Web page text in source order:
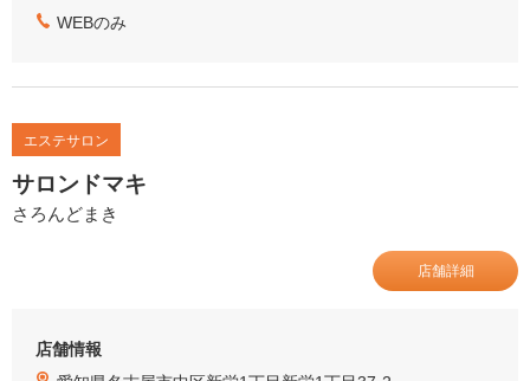
WEBのみ
エステサロン
サロンドマキ
さろんどまき
店舗詳細
店舗情報